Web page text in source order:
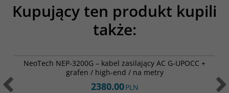
Kupujący ten produkt kupili
także:
NeoTech NEP-3200G – kabel zasilający AC G-UPOCC +
grafen / high-end / na metry
2380.00PLN